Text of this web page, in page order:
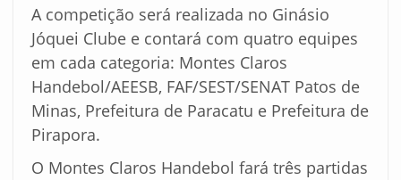
A competição será realizada no Ginásio
Jóquei Clube e contará com quatro equipes
em cada categoria: Montes Claros
Handebol/AEESB, FAF/SEST/SENAT Patos de
Minas, Prefeitura de Paracatu e Prefeitura de
Pirapora.
O Montes Claros Handebol fará três partidas